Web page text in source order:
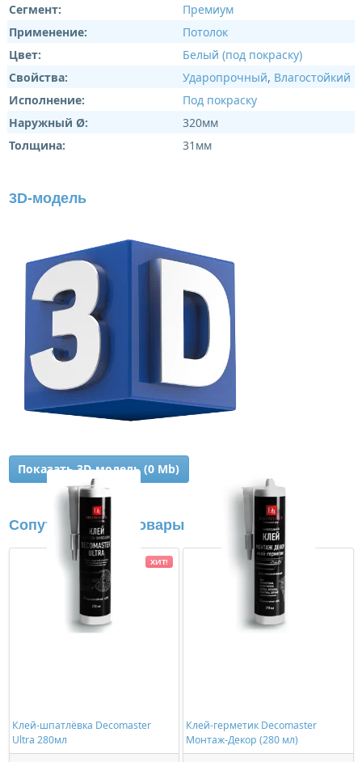
Сегмент:
Премиум
Применение:
Потолок
Цвет:
Белый (под покраску)
Свойства:
Ударопрочный, Влагостойкий
Исполнение:
Под покраску
Наружный Ø:
320мм
Толщина:
31мм
3D-модель
Показать 3D-модель (0 Mb)
Сопутствующие товары
Клей-шпатлёвка Decomaster
Ultra 280мл
ХИТ!
Клей-герметик Decomaster
Монтаж-Декор (280 мл)